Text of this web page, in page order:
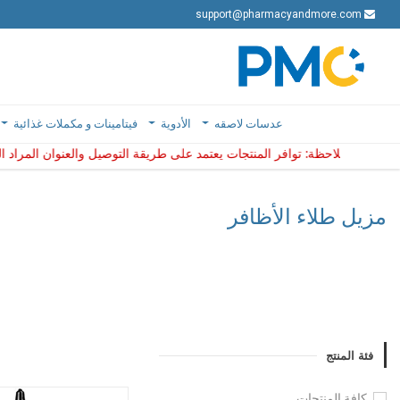
عدسات لاصقه الأدوية فيتامينات و مكملات غذائية
المنتجات يعتمد على طريقة التوصيل والعنوان المراد
عدسات لاصقه الأدوية فيتامينات و مكملات غذائية
ملاحظة: توافر المنتجات يعتمد على طريقة التوصيل
مزيل طلاء الأظافر
فئة المنتج